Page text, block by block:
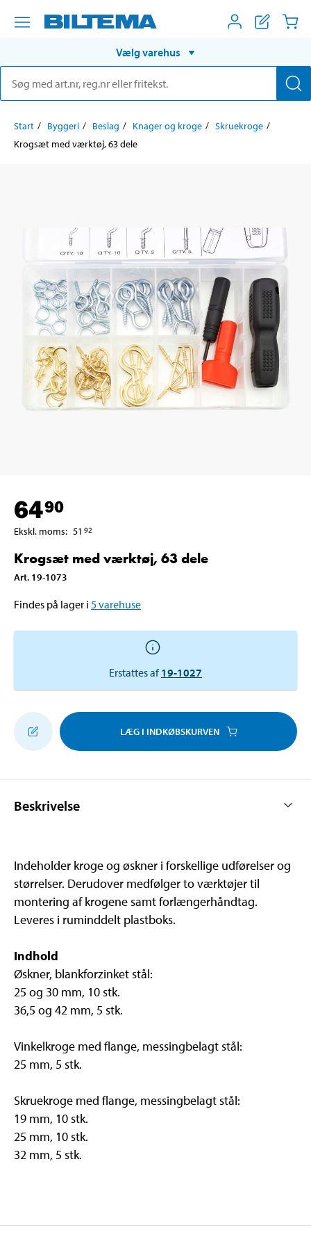
Vælg varehus
Start Byggeri Beslag Knager og kroge
Skruekroge
Krogsæt med værktøj, 63 dele
6490
Ekskl. moms: 51 92
Krogsæt med værktøj, 63 dele
Art. 19-1073
Findes på lager i 5varehuse
Erstattes af 19-1027
LÆG I INDKØBSKURVEN
Beskrivelse
Indeholder kroge og øskner i forskellige udførelser og
størrelser. Derudover medfølger to værktøjer til
montering af krogene samt forlængerhåndtag.
Leveres i ruminddelt plastboks.
Indhold
Øskner, blankforzinket stål:
25 og 30 mm, 10 stk.
36,5 og 42 mm, 5 stk.
Vinkelkroge med flange, messingbelagt stål:
25 mm, 5 stk.
Skruekroge med flange, messingbelagt stål:
19 mm, 10 stk.
25 mm, 10 stk.
32 mm, 5 stk.